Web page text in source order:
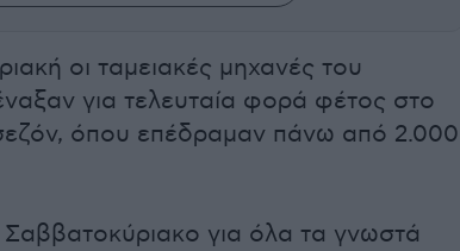
οι ταμειακές μηχανές του
για τελευταία φορά φέτος στο
όπου επέδραμαν πάνω από 2.000
Σαββατοκύριακο για όλα τα γνωστά